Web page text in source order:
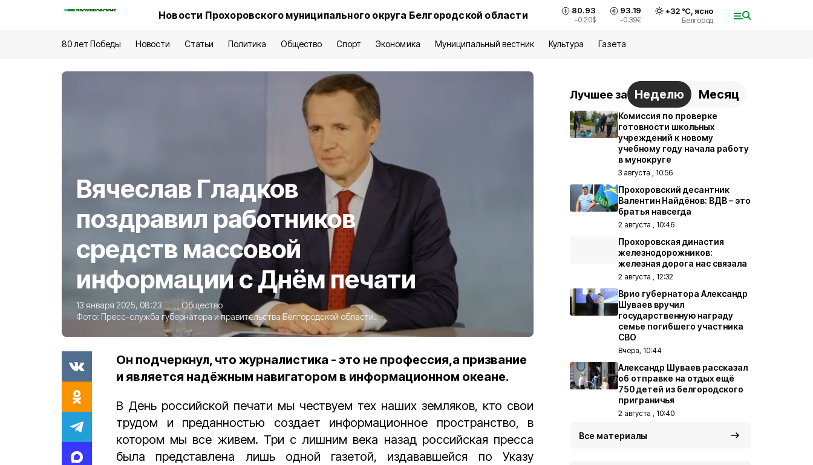
Новости Прохоровского муниципального округа Белгородской области 80.93
-0.20$
93.19
-0.39€
+32°С, ясно
Белгород
80 лет Победы Новости Статьи Политика Общество Спорт Экономика Муниципальный вестник Культура Газета
Вячеслав Гладков
поздравил работников
средств массовой
информации с Днём печати
13 января 2025, 08:23
Общество
Фото: Пресс-служба губернатора и правительства Белгородской области.
Он подчеркнул, что журналистика - это не профессия,а призвание
и является надёжным навигатором в информационном океане.
В День российской печати мы чествуем тех наших земляков, кто свои
трудом и преданностью создает информационное пространство, в
котором мы все живем. Три с лишним века назад российская пресса
была представлена лишь одной газетой, издававшейся по Указу
Лучшее за Неделю Месяц
Комиссия по проверке
готовности школьных
учреждений к новому
учебному году начала работу
в мунокруге
3 августа , 10:56
Прохоровский десантник
Валентин Найдёнов: ВДВ – это
братья навсегда
2 августа , 10:46
Прохоровская династия
железнодорожников:
железная дорога нас связала
2 августа , 12:32
Врио губернатора Александр
Шуваев вручил
государственную награду
семье погибшего участника
СВО
Вчера, 10:44
Александр Шуваев рассказал
об отправке на отдых ещё
750 детей из белгородского
приграничья
2 августа , 10:40
Все материалы